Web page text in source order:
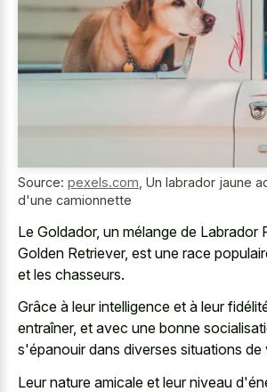
Source: pexels.com Un labrador jaune
d'une camionnette
Le Goldador, un mélange de Labrador
Golden Retriever, est une race
et les chasseurs.
Grâce à leur intelligence et à leur
entraîner, et avec une bonne
s'épanouir dans diverses situations de
Leur nature amicale et leur niveau